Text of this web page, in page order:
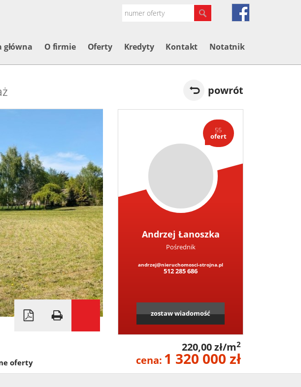
główna O firmie Oferty Kredyty Kontakt Notatnik
powrót
55
ofert
Andrzej Łanoszka
Pośrednik
andrzej@nieruchomosci-strojna.pl
512 285 686
zostaw wiadomość
220,00 zł/m2
cena: 1 320 000 zł
oferty